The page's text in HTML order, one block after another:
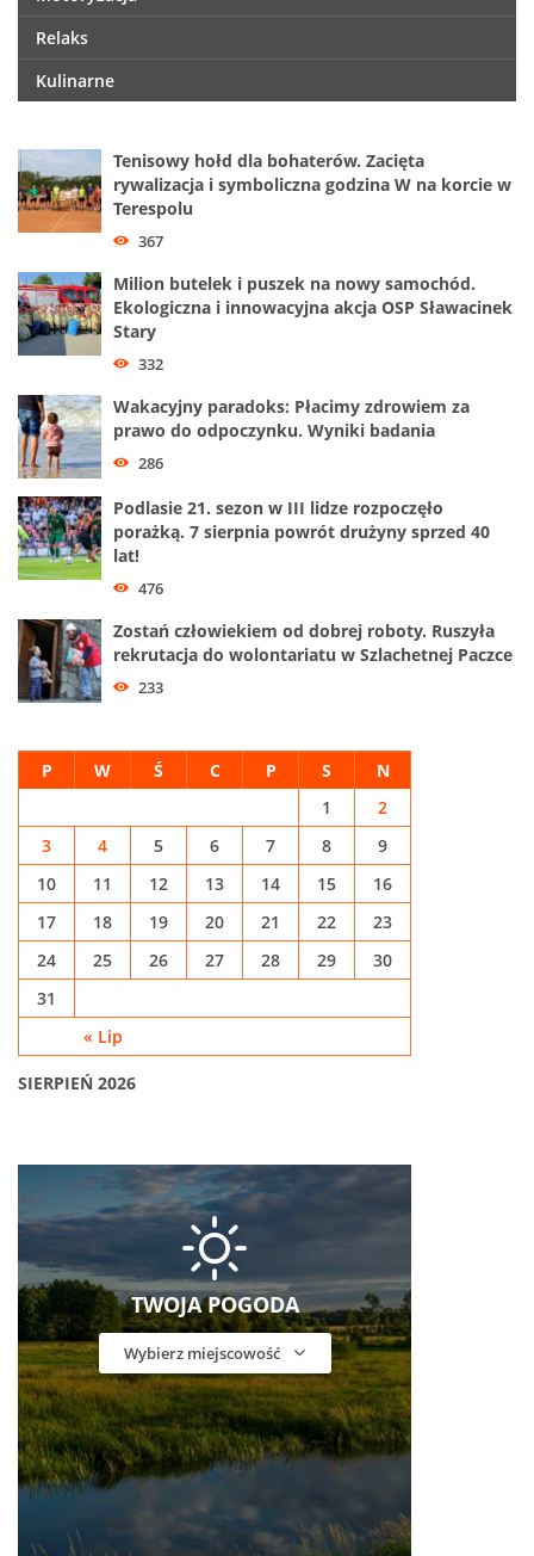
Relaks
Kulinarne
Tenisowy hołd dla bohaterów. Zacięta
rywalizacja i symboliczna godzina W na korcie w
Terespolu
367
Milion butelek i puszek na nowy samochód.
Ekologiczna i innowacyjna akcja OSP Sławacinek
Stary
332
Wakacyjny paradoks: Płacimy zdrowiem za
prawo do odpoczynku. Wyniki badania
286
Podlasie 21. sezon w III lidze rozpoczęło
porażką. 7 sierpnia powrót drużyny sprzed 40
lat!
476
Zostań człowiekiem od dobrej roboty. Ruszyła
rekrutacja do wolontariatu w Szlachetnej Paczce
233
SIERPIEŃ 2026
P W Ś C P S N
« Lip
1
2
3
4 5 6 7 8
9
10
11 12 13 14 15
16
17
18 19 20 21 22
23
24
25 26 27 28 29
30
31
TWOJA POGODA
Wybierz miejscowość